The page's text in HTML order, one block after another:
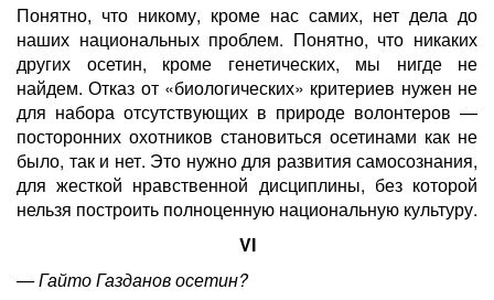
Понятно, что никому, кроме нас самих, нет дела до
наших национальных проблем. Понятно, что никаких
других осетин, кроме генетических, мы нигде не
найдем. Отказ от «биологических» критериев нужен не
для набора отсутствующих в природе волонтеров —
посторонних охотников становиться осетинами как не
было, так и нет. Это нужно для развития самосознания,
для жесткой нравственной дисциплины, без которой
нельзя построить полноценную национальную культуру.
VI
— Гайто Газданов осетин?